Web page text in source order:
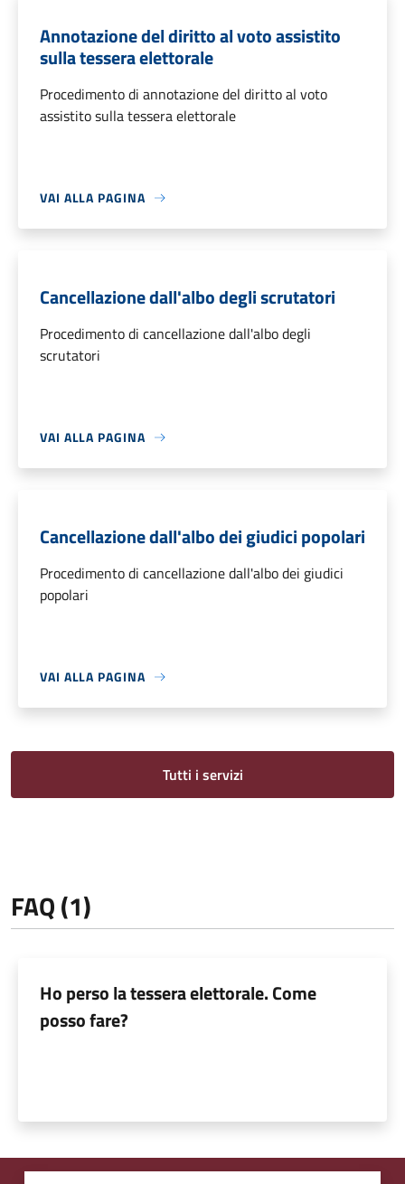
Annotazione del diritto al voto assistito
sulla tessera elettorale
Procedimento di annotazione del diritto al voto
assistito sulla tessera elettorale
VAI ALLA PAGINA
Cancellazione dall'albo degli scrutatori
Procedimento di cancellazione dall'albo degli
scrutatori
VAI ALLA PAGINA
Cancellazione dall'albo dei giudici popolari
Procedimento di cancellazione dall'albo dei giudici
popolari
VAI ALLA PAGINA
Tutti i servizi
FAQ (1)
Ho perso la tessera elettorale. Come
posso fare?